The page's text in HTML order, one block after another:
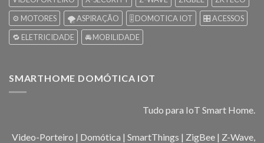
⚙️ MOTORES
🌪️ ASPIRAÇÃO 🎚️ DOMOTICA IOT
🎛️ ACESSOS
🔁 ELETRICIDADE
🚘 MOBILIDADE
SMARTHOME DOMÓTICA IOT
Tudo para IoT Smart Home.
Video-Porteiro | Domótica | SmartThings | ZigBee | Z-Wave,